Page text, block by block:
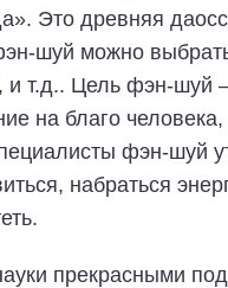
Это древняя
шуй можно
т.д.. Цель фэн-шуй
на благо
фэн-шуй
набраться
прекрасными